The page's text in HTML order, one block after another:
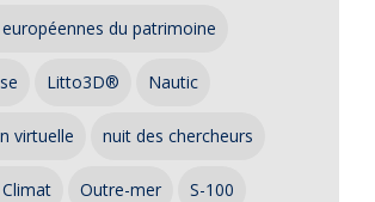
du patrimoine
Litto3D® Nautic
virtuelle nuit des chercheurs
Outre-mer S-100